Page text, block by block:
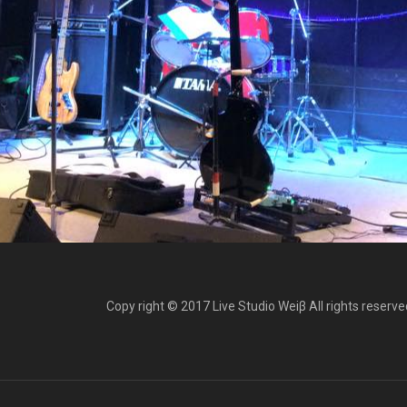
Copy right © 2017 Live Studio Weiβ All rights